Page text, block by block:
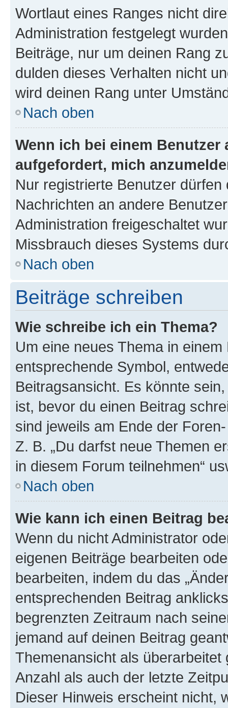
Wortlaut eines Ranges nicht
Administration festgelegt
Beiträge, nur um deinen Rang
dulden dieses Verhalten nicht
wird deinen Rang unter
Nach oben
Wenn ich bei einem
aufgefordert, mich
Nur registrierte Benutzer
Nachrichten an andere
Administration freigeschaltet
Missbrauch dieses Systems
Nach oben
Beiträge schreiben
Wie schreibe ich ein Thema?
Um eine neues Thema in
entsprechende Symbol,
Beitragsansicht. Es könnte
ist, bevor du einen Beitrag
sind jeweils am Ende der
Z. B. „Du darfst neue Themen
in diesem Forum teilnehmen“
Nach oben
Wie kann ich einen Beitrag
Wenn du nicht Administrator
eigenen Beiträge bearbeiten
bearbeiten, indem du das
entsprechenden Beitrag
begrenzten Zeitraum nach
jemand auf deinen Beitrag
Themenansicht als
Anzahl als auch der letzte
Dieser Hinweis erscheint nicht,